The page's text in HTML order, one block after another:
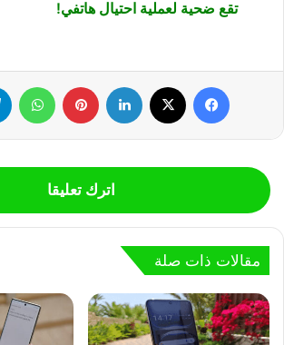
تقع ضحية لعملية احتيال هاتفي!
اترك تعليقا
مقالات ذات صلة